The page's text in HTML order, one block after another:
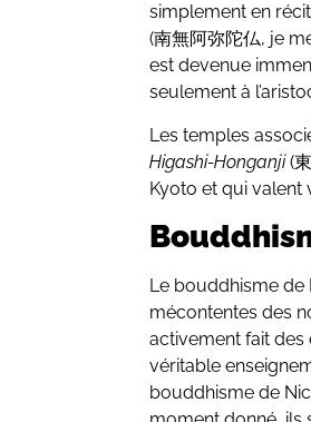
simplement en
(南無阿弥陀仏, je
est devenue
seulement à
Les temples
Higashi-Honganji(
Kyoto et qui valent
Le bouddhisme de
mécontentes des
activement fait
véritable
bouddhisme de